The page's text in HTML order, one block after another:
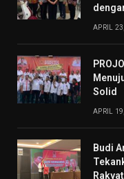
APRIL
Solid
APRIL
Budi
Rakyat